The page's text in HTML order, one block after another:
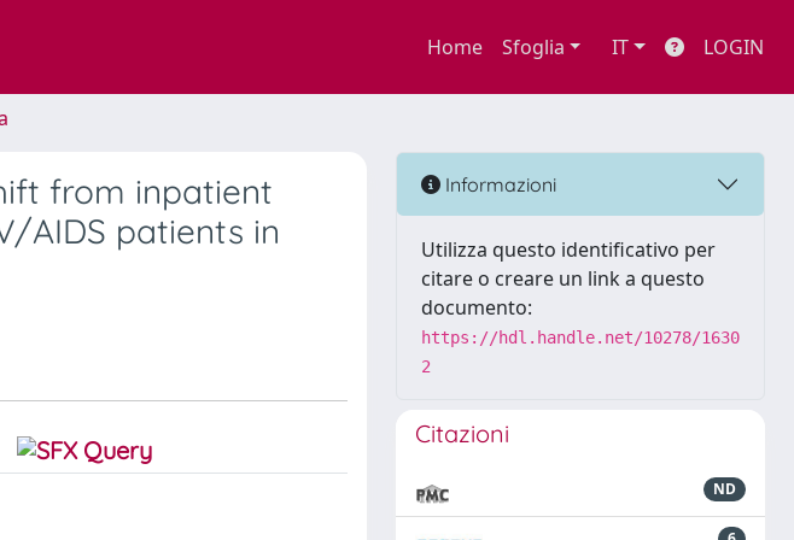
Home Sfoglia IT LOGIN
from inpatient
AIDS patients in
Informazioni
Utilizza questo identificativo per
citare o creare un link a questo
documento:
https://hdl.handle.net/10278/1630
2
Citazioni
ND